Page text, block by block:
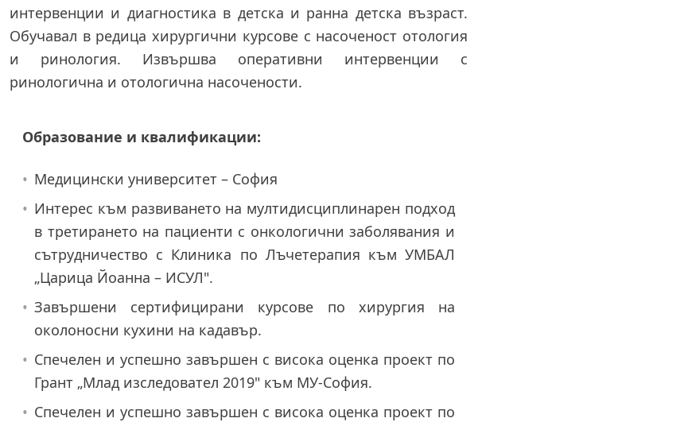
интервенции и диагностика в детска и ранна детска възраст.
Обучавал в редица хирургични курсове с насоченост отология
и ринология. Извършва оперативни интервенции с
ринологична и отологична насочености.
Образование и квалификации:
• Медицински университет – София
• Интерес към развиването на мултидисциплинарен подход
в третирането на пациенти с онкологични заболявания и
сътрудничество с Клиника по Лъчетерапия към УМБАЛ
„Царица Йоанна – ИСУЛ".
• Завършени сертифицирани курсове по хирургия на
околоносни кухини на кадавър.
• Спечелен и успешно завършен с висока оценка проект по
Грант „Млад изследовател 2019" към МУ-София.
• Спечелен и успешно завършен с висока оценка проект по